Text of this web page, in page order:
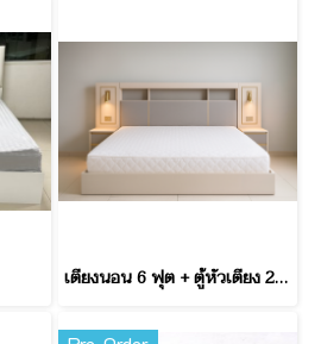
เตียงนอน 6 ฟุต + ตู้หัวเตียง 2 ฝั่ง Sydney